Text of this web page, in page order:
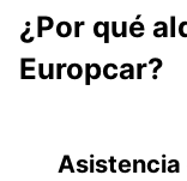
¿Por qué
Europcar?
Asistencia